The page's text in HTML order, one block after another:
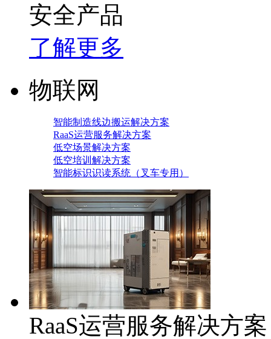
安全产品
了解更多
物联网
智能制造线边搬运解决方案
RaaS运营服务解决方案
低空场景解决方案
低空培训解决方案
智能标识识读系统（叉车专用）
RaaS运营服务解决方案